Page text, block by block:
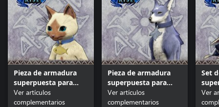
Pieza de armadura
superpuesta para
Felyne "Collar de pez"
Ver artículos
complementarios
Pieza de armadura
superpuesta para
Canyne "Collar
shuriken"
Ver artículos
complementarios
Set
Ver